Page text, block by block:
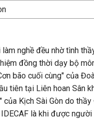
nghề đều nhờ tình
đồng thời dạy bộ
bão cuối cùng" của
tiên tại Liên hoan Sân
Kịch Sài Gòn do
là khi được